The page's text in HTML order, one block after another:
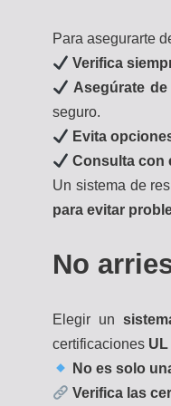
Para asegurarte
Verifica
Asegúrate
seguro.
Evita
Consulta con
Un sistema de
para evitar
No
Elegir un
certificaciones UL
No es solo
Verifica las